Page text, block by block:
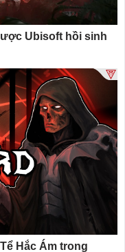
Ubisoft hồi sinh
Hắc Ám trong